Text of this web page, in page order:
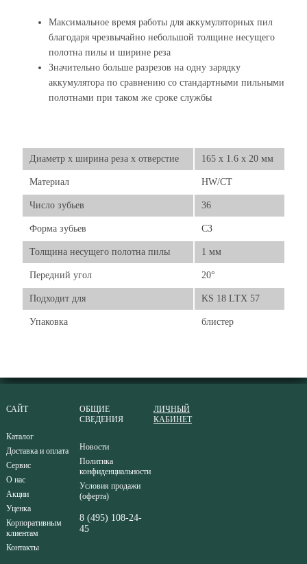
Максимальное время работы для аккумуляторных пил
благодаря чрезвычайно небольшой толщине несущего
полотна пилы и ширине реза
Значительно больше разрезов на одну зарядку
аккумулятора по сравнению со стандартными пильными
полотнами при таком же сроке службы
Диаметр х ширина реза х отверстие 165 x 1.6 x 20 мм
Материал HW/CT
Число зубьев 36
Форма зубьев СЗ
Толщина несущего полотна пилы 1 мм
Передний угол 20°
Подходит для KS 18 LTX 57
Упаковка блистер
САЙТ
Каталог
Доставка и оплата
Сервис
О нас
Акции
Уценка
Корпоративным
клиентам
Контакты
ОБЩИЕ
СВЕДЕНИЯ
Новости
Политика
конфиденциальности
Условия продажи
(оферта)
8 (495) 108-24-
45
ЛИЧНЫЙ
КАБИНЕТ